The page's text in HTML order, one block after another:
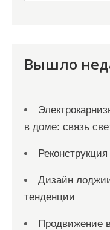
Вышло
в доме: связь
Дизайн
тенденции
Продвижение